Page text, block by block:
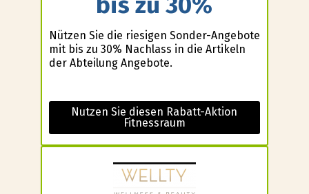
Nützen Sie die riesigen Sonder-Angebote
mit bis zu 30% Nachlass in die Artikeln
der Abteilung Angebote.
Nutzen Sie diesen Rabatt-Aktion
Fitnessraum